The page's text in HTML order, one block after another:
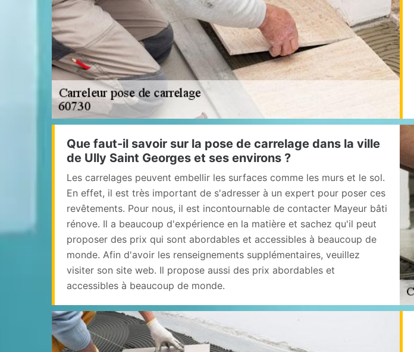
Que faut-il savoir sur la pose de carrelage dans la ville
de Ully Saint Georges et ses environs ?
Les carrelages peuvent embellir les surfaces comme les murs et le sol.
En effet, il est très important de s'adresser à un expert pour poser ces
revêtements. Pour nous, il est incontournable de contacter Mayeur bâti
rénove. Il a beaucoup d'expérience en la matière et sachez qu'il peut
proposer des prix qui sont abordables et accessibles à beaucoup de
monde. Afin d'avoir les renseignements supplémentaires, veuillez
visiter son site web. Il propose aussi des prix abordables et
accessibles à beaucoup de monde.